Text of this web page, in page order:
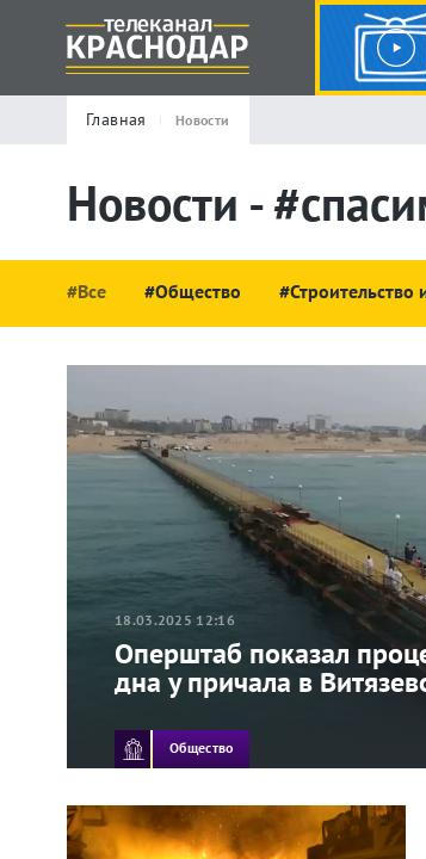
Главная Новости
Новости -
#Все #Общество
18.03.2025 12:16
Оперштаб показал
дна у причала в
Общество